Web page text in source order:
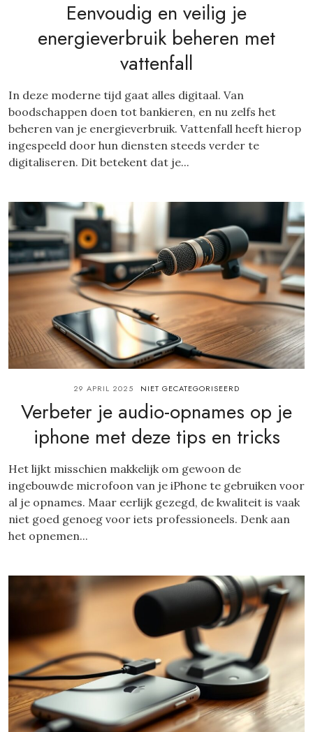
Eenvoudig en veilig je
energieverbruik beheren met
vattenfall
In deze moderne tijd gaat alles digitaal. Van
boodschappen doen tot bankieren, en nu zelfs het
beheren van je energieverbruik. Vattenfall heeft hierop
ingespeeld door hun diensten steeds verder te
digitaliseren. Dit betekent dat je...
29 APRIL 2025 NIET GECATEGORISEERD
Verbeter je audio-opnames op je
iphone met deze tips en tricks
Het lijkt misschien makkelijk om gewoon de
ingebouwde microfoon van je iPhone te gebruiken voor
al je opnames. Maar eerlijk gezegd, de kwaliteit is vaak
niet goed genoeg voor iets professioneels. Denk aan
het opnemen...